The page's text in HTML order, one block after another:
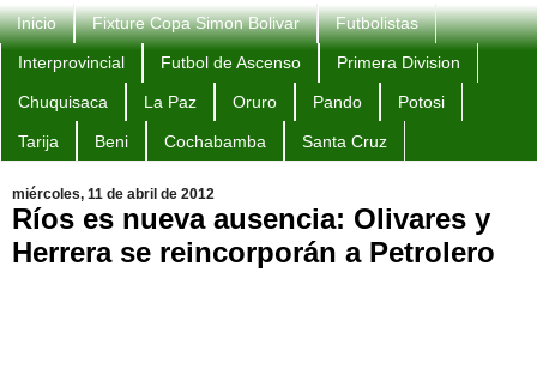
Inicio Fixture Copa Simon Bolivar Futbolistas
Interprovincial Futbol de Ascenso Primera Division
Chuquisaca La Paz Oruro Pando Potosi
Tarija Beni Cochabamba Santa Cruz
miércoles, 11 de abril de 2012
Ríos es nueva ausencia: Olivares y
Herrera se reincorporán a Petrolero